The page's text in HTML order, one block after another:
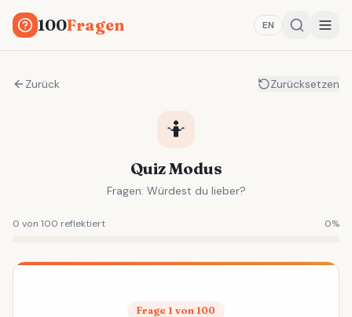
100Fragen EN
Zurück Zurücksetzen
🤷
Quiz Modus
Fragen: Würdest du lieber?
0 von 100 reflektiert 0%
Frage 1 von 100